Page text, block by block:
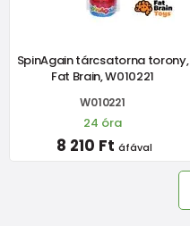
SpinAgain tárcsatorna torony,
Fat Brain, W010221
W010221
24 óra
8 210 Ft áfával